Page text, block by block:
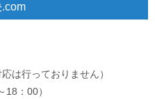
は行っておりません）
：00）